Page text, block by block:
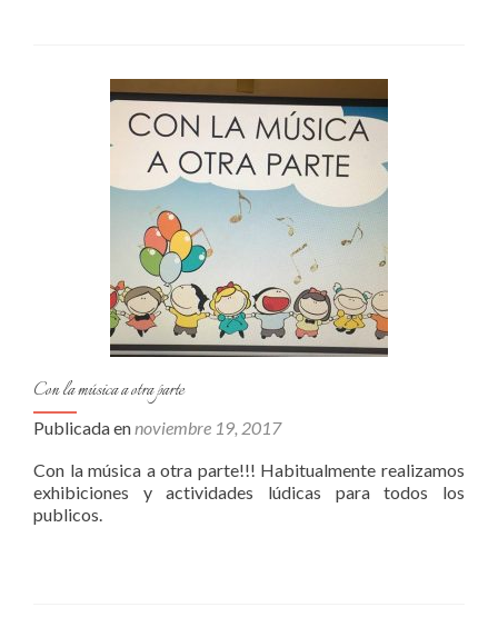
Con la música a otra parte
Publicada ennoviembre 19, 2017
Con la música a otra parte!!! Habitualmente realizamos
exhibiciones y actividades lúdicas para todos los
publicos.